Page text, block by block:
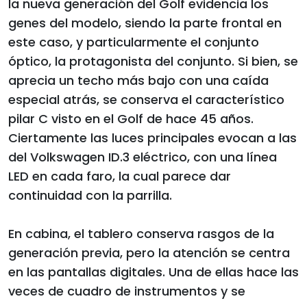
la nueva generación del Golf evidencia los
genes del modelo, siendo la parte frontal en
este caso, y particularmente el conjunto
óptico, la protagonista del conjunto. Si bien, se
aprecia un techo más bajo con una caída
especial atrás, se conserva el característico
pilar C visto en el Golf de hace 45 años.
Ciertamente las luces principales evocan a las
del Volkswagen ID.3 eléctrico, con una línea
LED en cada faro, la cual parece dar
continuidad con la parrilla.
En cabina, el tablero conserva rasgos de la
generación previa, pero la atención se centra
en las pantallas digitales. Una de ellas hace las
veces de cuadro de instrumentos y se